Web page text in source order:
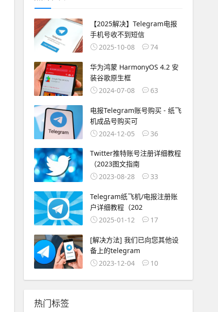
【2025解决】Telegram电报
手机号收不到短信
2025-10-08
74
华为鸿蒙 HarmonyOS 4.2 安
装谷歌原生框
2024-07-08
63
电报Telegram账号购买 - 纸飞
机成品号购买可
2024-12-05
36
Twitter推特账号注册详细教程
（2023图文指南
2023-08-28
33
Telegram纸飞机/电报注册账
户详细教程（202
2025-01-12
17
[解决方法] 我们已向您其他设
备上的telegram
2023-12-04
10
热门标签